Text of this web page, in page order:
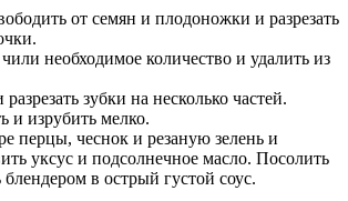
от семян и плодоножки и разрезать
необходимое количество и удалить из
зубки на несколько частей.
и изрубить мелко.
перцы, чеснок и резаную зелень и
уксус и подсолнечное масло. Посолить
в острый густой соус.